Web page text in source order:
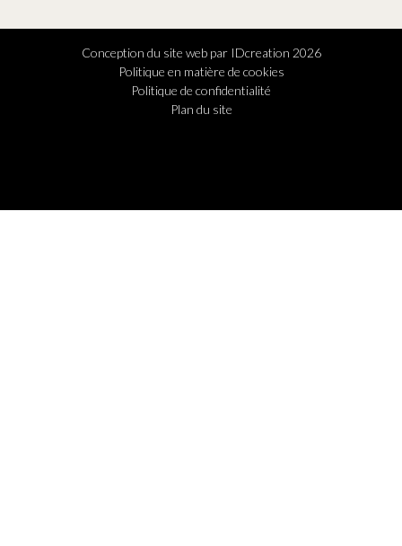
Conception du site web par IDcreation 2026
Politique en matière de cookies
Politique de confidentialité
Plan du site